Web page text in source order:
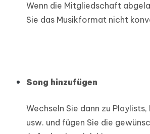
Wenn die Mitgliedschaft
Sie das Musikformat nicht
Song hinzufügen
Wechseln Sie dann zu Playlists,
usw. und fügen Sie die